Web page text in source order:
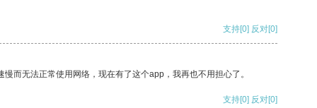
支持[0] 反对[0]
而无法正常使用网络，现在有了这个app，我再也不用担心了。
支持[0] 反对[0]